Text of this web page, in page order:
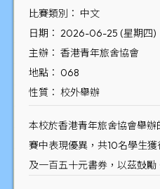
比賽類別： 中文
日期： 2026-06-25 (星期四)
主辦： 香港青年旅舍協會
地點： 068
性質： 校外舉辦
本校於香港青年旅舍協會舉
賽中表現優異，共10名學生
及一百五十元書券，以茲鼓勵